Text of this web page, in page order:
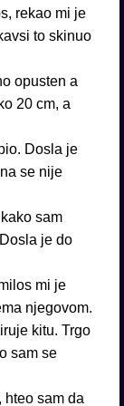
rekao mi je
to skinuo
opusten a
20 cm, a
Dosla je
se nije
sam
je do
mi je
njegovom.
kitu. Trgo
sam se
hteo sam da